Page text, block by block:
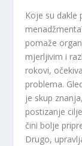
Koje su dakle
pomaže
mjerljivim i
rokovi,
problema.
je skup
postizanje
čini bolje
Drugo,